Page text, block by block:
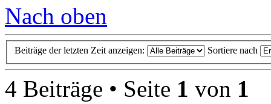
Nach oben
Beiträge der letzten Zeit anzeigen: Sortiere nach
4 Beiträge • Seite 1 von 1